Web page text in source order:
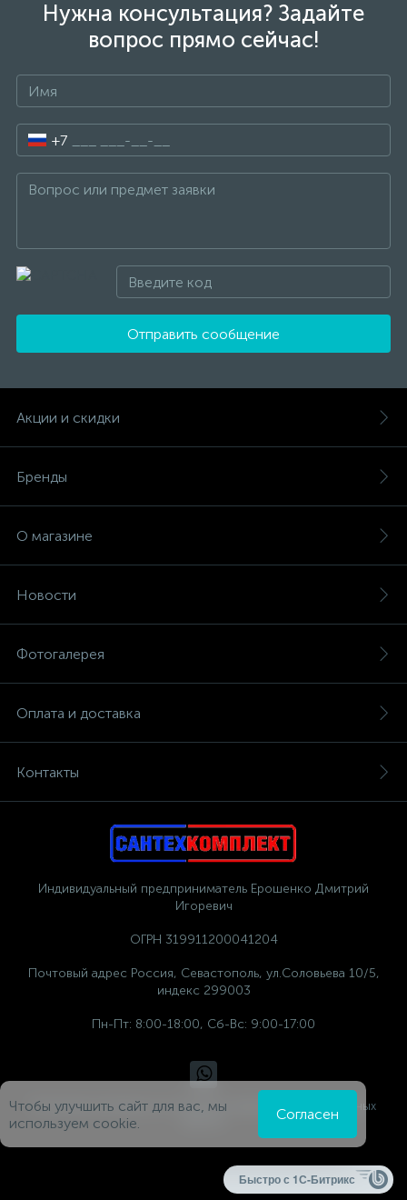
Нужна консультация? Задайте
вопрос прямо сейчас!
+7
Отправить сообщение
Акции и скидки
Бренды
О магазине
Новости
Фотогалерея
Оплата и доставка
Контакты
Индивидуальный предприниматель Ерошенко Дмитрий
Игоревич
ОГРН 319911200041204
Почтовый адрес Россия, Севастополь, ул.Соловьева 10/5,
индекс 299003
Пн-Пт: 8:00-18:00, Сб-Вс: 9:00-17:00
Политика компании в отношении обработки персональных
Чтобы улучшить сайт для вас, мы
используем cookie.
Согласен
Быстро с 1С-Битрикс